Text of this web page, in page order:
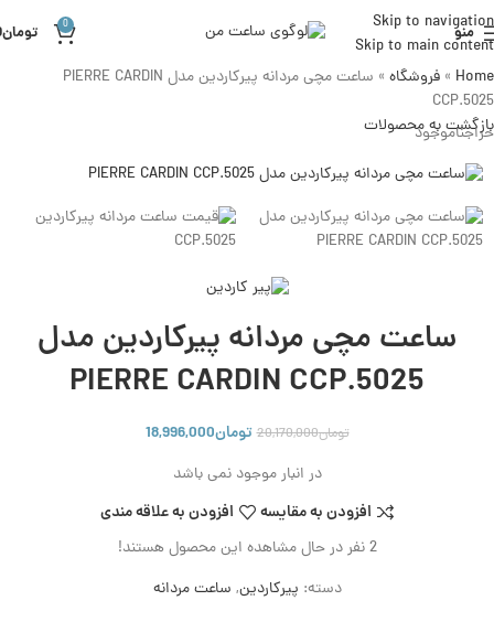
Skip to navigation
Skip to main content
منو 0 تومان
Home
» فروشگاه »
ساعت مچی مردانه پیرکاردین مدل PIERRE CARDIN
CCP.5025
بازگشت به محصولات
حراجناموجود
ساعت مچی مردانه پیرکاردین مدل
PIERRE CARDIN CCP.5025
تومان20,170,000 تومان18,996,000
در انبار موجود نمی باشد
افزودن به مقایسه افزودن به علاقه مندی
2 نفر در حال مشاهده این محصول هستند!
دسته: پیرکاردین, ساعت مردانه